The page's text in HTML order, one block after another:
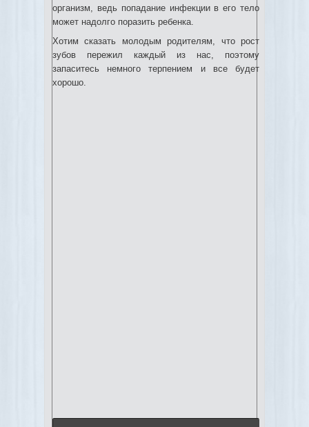
организм, ведь попадание инфекции в его тело
может надолго поразить ребенка.
Хотим сказать молодым родителям, что рост
зубов пережил каждый из нас, поэтому
запаситесь немного терпением и все будет
хорошо.